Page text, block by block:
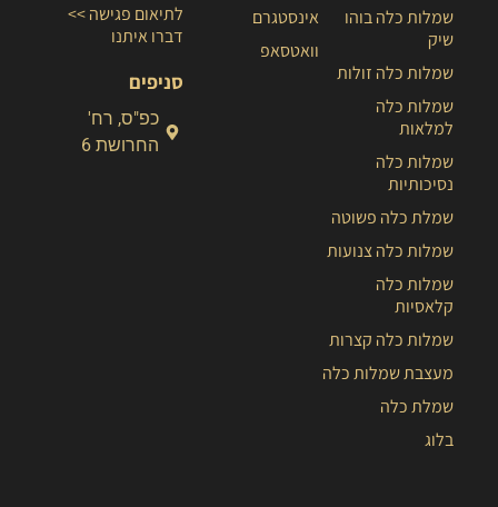
שמלות כלה בוהו
שיק
שמלות כלה זולות
שמלות כלה
למלאות
שמלות כלה
נסיכותיות
שמלת כלה פשוטה
שמלות כלה צנועות
שמלות כלה
קלאסיות
שמלות כלה קצרות
מעצבת שמלות כלה
שמלת כלה
בלוג
אינסטגרם
וואטסאפ
לתיאום פגישה >>
דברו איתנו
סניפים
כפ"ס, רח'
החרושת 6